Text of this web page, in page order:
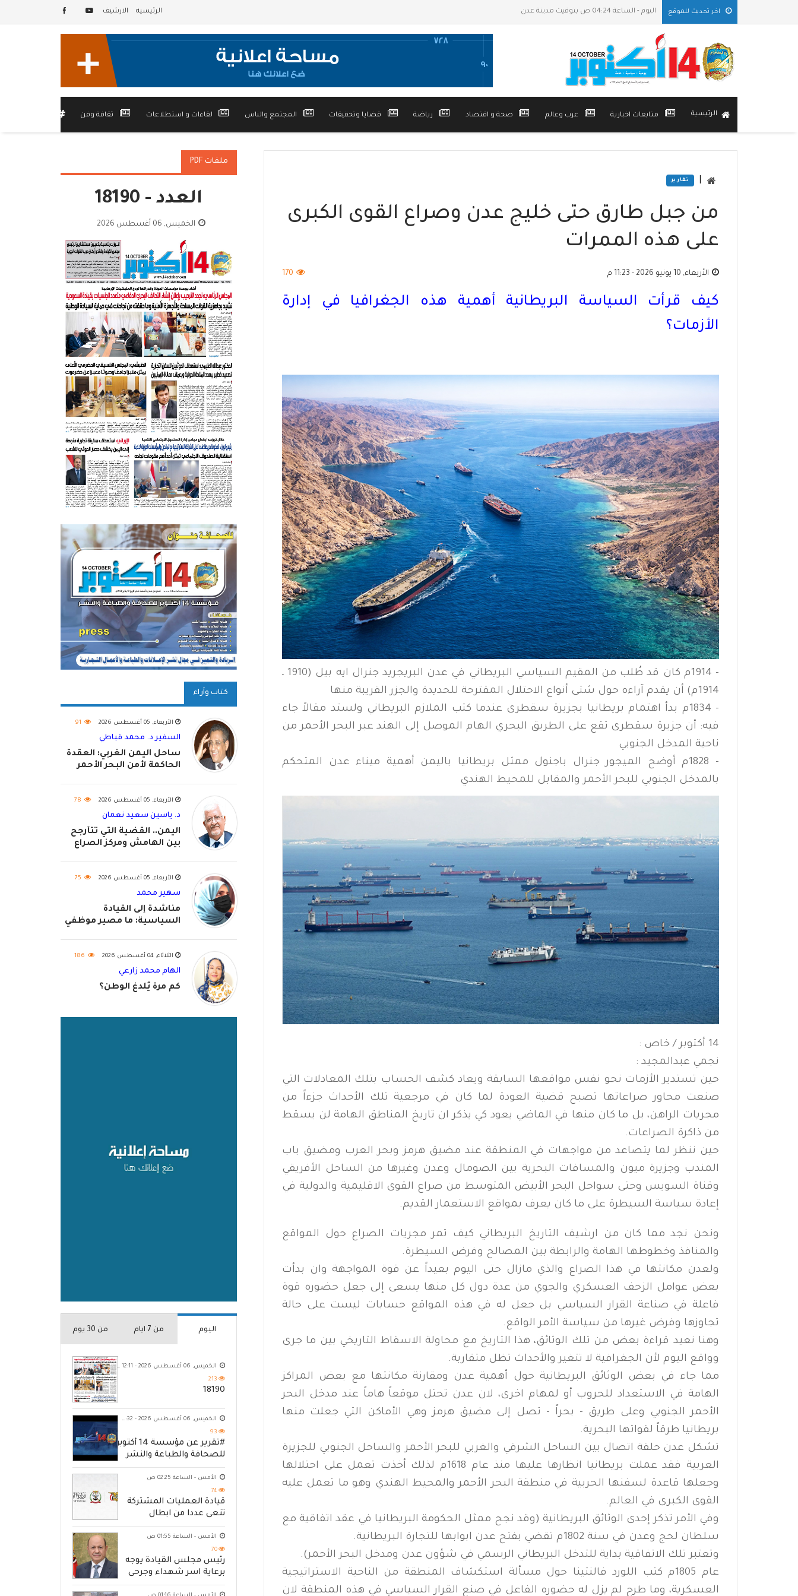
اخر تحديث للموقع اليوم - الساعة 04:24 ص بتوقيت مدينة عدن الرئيسيه الارشيف
الرئيسية متابعات اخبارية عرب وعالم صحة و اقتصاد رياضة قضايا وتحقيقات المجتمع والناس لقاءات و استطلاعات ثقافة وفن
تقارير
من جبل طارق حتى خليج عدن وصراع القوى الكبرى
على هذه الممرات
الأربعاء, 10 يونيو 2026 - 11:23 م 170
كيف قرأت السياسة البريطانية أهمية هذه الجغرافيا في إدارة
الأزمات؟
- 1914م كان قد طُلب من المقيم السياسي البريطاني في عدن البريجريد جنرال ايه بيل (1910 ـ
1914م) أن يقدم آراءه حول شتى أنواع الاحتلال المقترحة للحديدة والجزر القريبة منها
- 1834م بدأ اهتمام بريطانيا بجزيرة سقطرى عندما كتب الملازم البريطاني ولستد مقالاً جاء
فيه: أن جزيرة سقطرى تقع على الطريق البحري الهام الموصل إلى الهند عبر البحر الأحمر من
ناحية المدخل الجنوبي
- 1828م أوضح الميجور جنرال باجنول ممثل بريطانيا باليمن أهمية ميناء عدن المتحكم
بالمدخل الجنوبي للبحر الأحمر والمقابل للمحيط الهندي
14 أكتوبر / خاص :
نجمي عبدالمجيد :
حين تستدير الأزمات نحو نفس مواقعها السابقة ويعاد كشف الحساب بتلك المعادلات التي
صنعت محاور صراعاتها تصبح قضية العودة لما كان في مرجعية تلك الأحداث جزءاً من
مجريات الراهن، بل ما كان منها في الماضي يعود كي يذكر ان تاريخ المناطق الهامة لن يسقط
من ذاكرة الصراعات.
حين ننظر لما يتصاعد من مواجهات في المنطقة عند مضيق هرمز وبحر العرب ومضيق باب
المندب وجزيرة ميون والمسافات البحرية بين الصومال وعدن وغيرها من الساحل الأفريقي
وقناة السويس وحتى سواحل البحر الأبيض المتوسط من صراع القوى الاقليمية والدولية في
إعادة سياسة السيطرة على ما كان يعرف بمواقع الاستعمار القديم.
ونحن نجد مما كان من ارشيف التاريخ البريطاني كيف تمر مجريات الصراع حول المواقع
والمنافذ وخطوطها الهامة والرابطة بين المصالح وفرض السيطرة.
ولعدن مكانتها في هذا الصراع والذي مازال حتى اليوم بعيداً عن قوة المواجهة وان بدأت
بعض عوامل الزحف العسكري والجوي من عدة دول كل منها يسعى إلى جعل حضوره قوة
فاعلة في صناعة القرار السياسي بل جعل له في هذه المواقع حسابات ليست على حالة
تجاوزها وفرض غيرها من سياسة الأمر الواقع.
وهنا نعيد قراءة بعض من تلك الوثائق، هذا التاريخ مع محاولة الاسقاط التاريخي بين ما جرى
وواقع اليوم لأن الجغرافية لا تتغير والأحداث تظل متقاربة.
مما جاء في بعض الوثائق البريطانية حول أهمية عدن ومقارنة مكانتها مع بعض المراكز
الهامة في الاستعداد للحروب أو لمهام اخرى، لان عدن تحتل موقعاً هاماً عند مدخل البحر
الأحمر الجنوبي وعلى طريق - بحراً - تصل إلى مضيق هرمز وهي الأماكن التي جعلت منها
بريطانيا طرقاً لقواتها البحرية.
تشكل عدن حلقة اتصال بين الساحل الشرقي والغربي للبحر الأحمر والساحل الجنوبي للجزيرة
العربية فقد عملت بريطانيا انظارها عليها منذ عام 1618م لذلك أخذت تعمل على احتلالها
وجعلها قاعدة لسفنها الحربية في منطقة البحر الأحمر والمحيط الهندي وهو ما تعمل عليه
القوى الكبرى في العالم.
وفي الأمر تذكر إحدى الوثائق البريطانية (وقد نجح ممثل الحكومة البريطانيا في عقد اتفاقية مع
سلطان لحج وعدن في سنة 1802م تقضي بفتح عدن ابوابها للتجارة البريطانية.
وتعتبر تلك الاتفاقية بداية للتدخل البريطاني الرسمي في شؤون عدن ومدخل البحر الأحمر).
عام 1805م كتب اللورد فالنتينا حول مسألة استكشاف المنطقة من الناحية الاستراتيجية
العسكرية، وما طرح لم يزل له حضوره الفاعل في صنع القرار السياسي في هذه المنطقة لان
ملفات PDF
العدد - 18190
الخميس, 06 أغسطس 2026
كتاب وآراء
الأربعاء, 05 أغسطس 2026 91
السفير د. محمد قباطي
ساحل اليمن الغربي: العقدة
الحاكمة لأمن البحر الأحمر
الأربعاء, 05 أغسطس 2026 78
د. ياسين سعيد نعمان
اليمن.. القضية التي تتأرجح
بين الهامش ومركز الصراع
الأربعاء, 05 أغسطس 2026 75
سهير محمد
مناشدة إلى القيادة
السياسية: ما مصير موظفي
الثلاثاء, 04 أغسطس 2026 186
الهام محمد زارعي
كم مرة يُلدغ الوطن؟
اليوم من 7 ايام من 30 يوم
الخميس, 06 أغسطس 2026 - 12:11 ص
213
18190
الخميس, 06 أغسطس 2026 - 10:32 م
93
#تقرير عن مؤسسة 14 أكتوبر
للصحافة والطباعة والنشر
الأمس - الساعة 02:25 ص
74
قيادة العمليات المشتركة
تنعى عددا من ابطال
القوات المسلحة
الأمس - الساعة 01:55 ص
70
رئيس مجلس القيادة يوجه
برعاية اسر شهداء وجرحى
الهجوم الإرهابي الحوثي